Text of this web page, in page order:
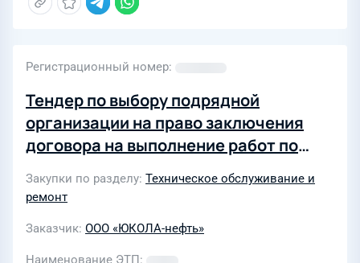
Регистрационный номер
Тендер по выбору подрядной
организации на право заключения
договора на выполнение работ по
ремонту административного здания
ООО «ЮКОЛА-нефть» в с.
Закупки по разделу Техническое обслуживание и
ремонт
Заказчик ООО «ЮКОЛА-нефть»
Наименование ЭТП